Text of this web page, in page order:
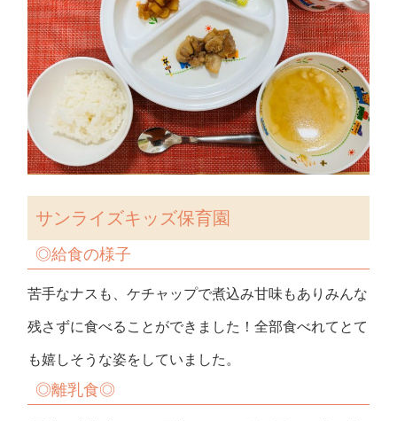
サンライズキッズ保育園
◎給食の様子
苦手なナスも、ケチャップで煮込み甘味もありみんな
残さずに食べることができました！全部食べれてとて
も嬉しそうな姿をしていました。
◎離乳食◎